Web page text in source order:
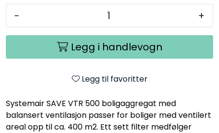
- +
Legg i handlevogn
Legg til favoritter
Systemair SAVE VTR 500 boligaggregat med
balansert ventilasjon passer for boliger med ventilert
areal opp til ca. 400 m2. Ett sett filter medfølger